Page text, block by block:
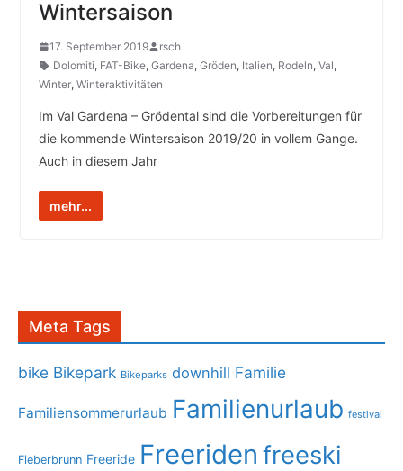
Wintersaison
17. September 2019
rsch
Dolomiti, FAT-Bike, Gardena, Gröden, Italien, Rodeln, Val,
Winter, Winteraktivitäten
­Im Val Gardena – Grödental sind die Vorbereitungen für
die kommende Wintersaison 2019/20 in vollem Gange.
Auch in diesem Jahr
mehr...
Meta Tags
bike Bikepark Bikeparks downhill Familie
Familiensommerurlaub Familienurlaub festival
Fieberbrunn Freeride Freeriden freeski